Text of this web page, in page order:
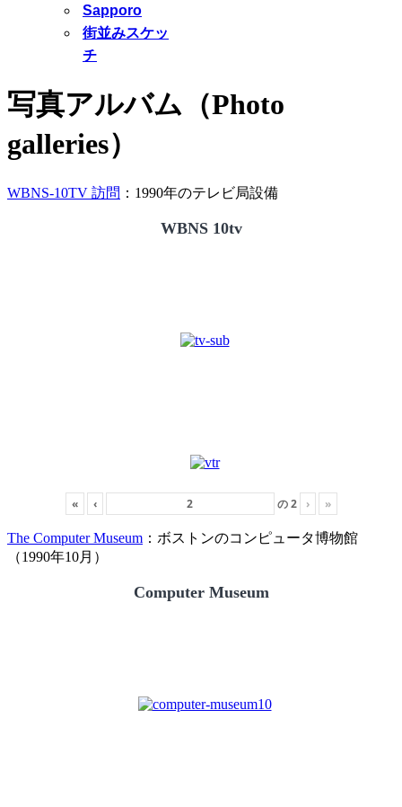
Sapporo
街並みスケッ
チ
写真アルバム（Photo
galleries）
WBNS-10TV 訪問 ：1990年のテレビ局設備
WBNS 10tv
« ‹ の2 › »
The Computer Museum ：ボストンのコンピュータ博物館
（1990年10月）
Computer Museum